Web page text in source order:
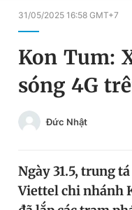
Chuyên mục
Chuyên mục khác
Tin thị trường
Đổi mật khẩu
Tin đã lưu
Tin đã xem
Đăng xuất
31/05/2025 16:58 GMT+7
Kon Tum:
sóng 4G
Đức Nhật
Ngày 31.5, trung
Viettel chi nhánh